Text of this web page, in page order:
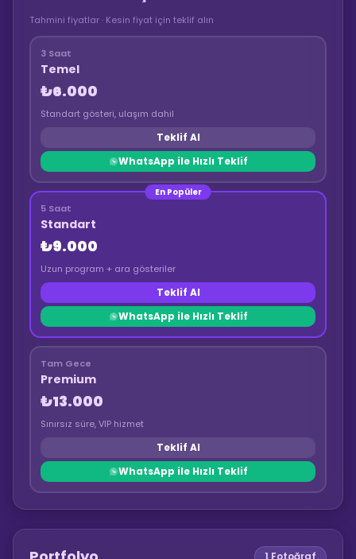
Tahmini fiyatlar · Kesin fiyat için teklif alın
3 Saat
Temel
₺6.000
Standart gösteri, ulaşım dahil
Teklif Al
WhatsApp ile Hızlı Teklif
En Popüler
5 Saat
Standart
₺9.000
Uzun program + ara gösteriler
Teklif Al
WhatsApp ile Hızlı Teklif
Tam Gece
Premium
₺13.000
Sınırsız süre, VIP hizmet
Teklif Al
WhatsApp ile Hızlı Teklif
1 Fotoğraf